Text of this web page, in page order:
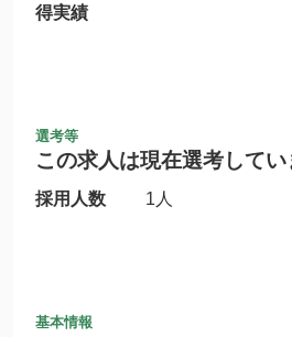
得実績
選考等
この求人は現在選考してい
採用人数 1人
基本情報